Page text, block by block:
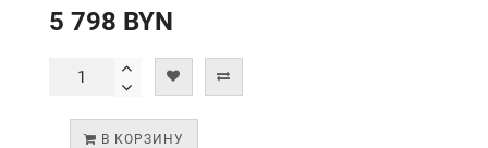
5 798 BYN
В КОРЗИНУ